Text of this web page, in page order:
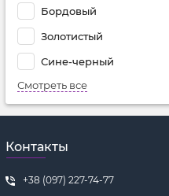
Бордовый
Золотистый
Сине-черный
Смотреть все
Контакты
+38 (097) 227-74-77